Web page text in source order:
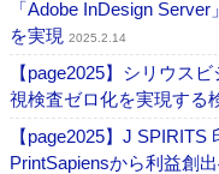
「Adobe InDesign
を実現 2025.2.14
【page2025】シリウス
視検査ゼロ化を実現する
【page2025】J
PrintSapiensから利益創